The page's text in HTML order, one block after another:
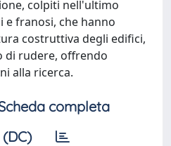
colpiti nell'ultimo
e franosi, che hanno
costruttiva degli edifici,
di rudere, offrendo
alla ricerca.
completa